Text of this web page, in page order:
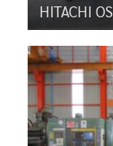
HITACHI